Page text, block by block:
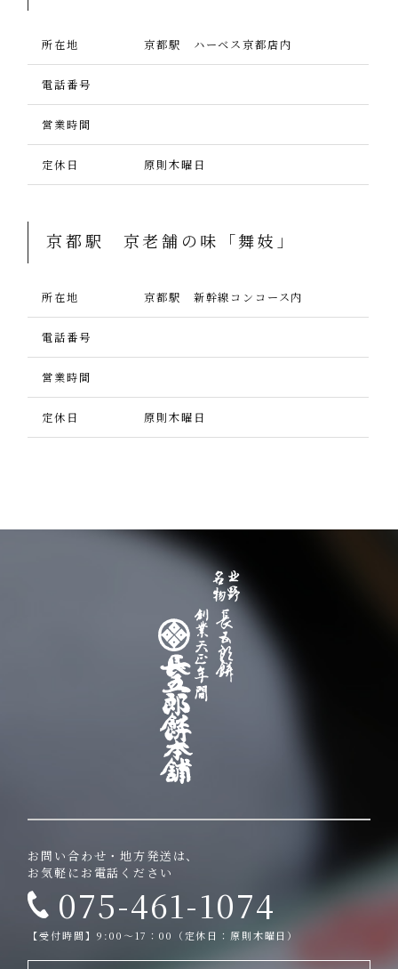
所在地 京都駅 ハーベス京都店内
電話番号
営業時間
定休日 原則木曜日
京都駅 京老舗の味「舞妓」
所在地 京都駅 新幹線コンコース内
電話番号
営業時間
定休日 原則木曜日
お問い合わせ・地方発送は、
お気軽にお電話ください
075-461-1074
【受付時間】9:00～17：00（定休日：原則木曜日）